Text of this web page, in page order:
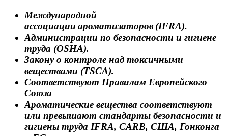
Международной
ассоциации ароматизаторов (IFRA).
Администрации по безопасности и гигиене
труда (OSHA).
Закону о контроле над токсичными
веществами (TSCA).
Соответствуют Правилам Европейского
Союза
Ароматические вещества соответствуют
или превышают стандарты безопасности и
гигиены труда IFRA, CARB, США, Гонконга